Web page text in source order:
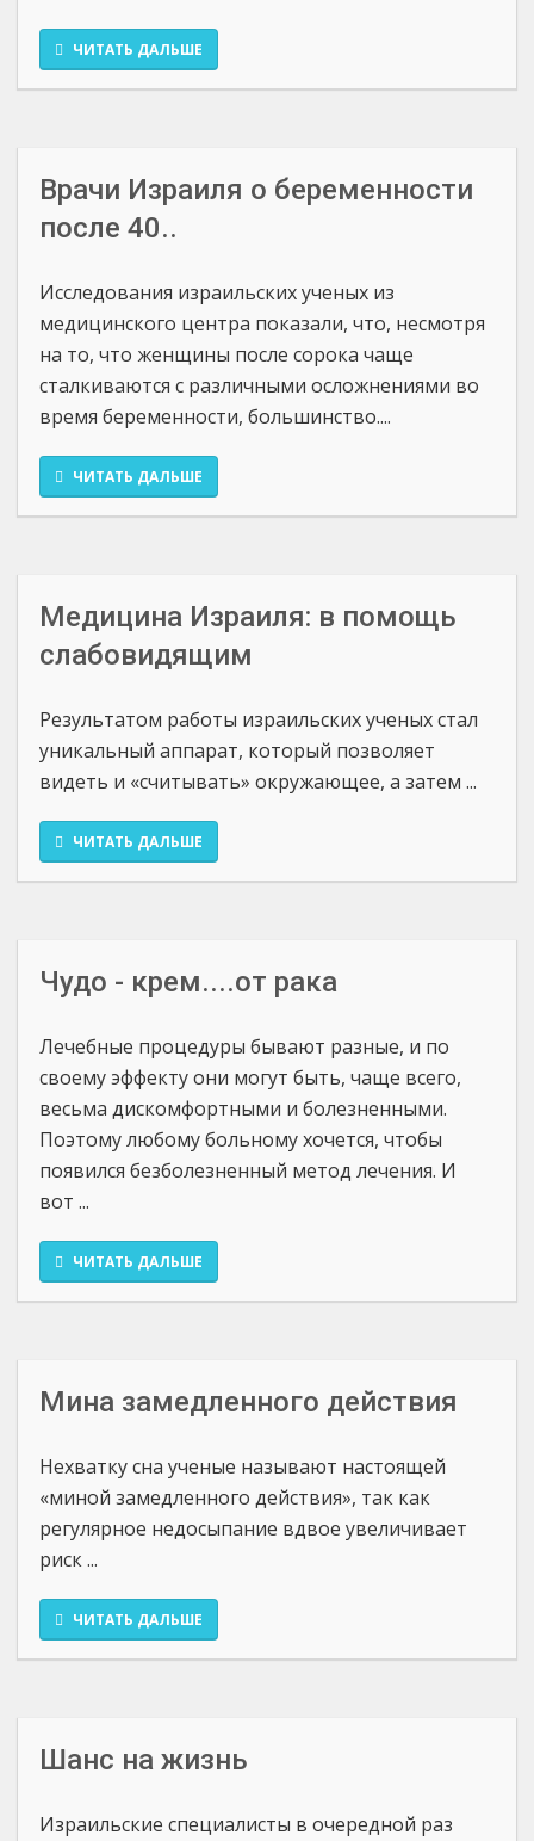
ЧИТАТЬ ДАЛЬШЕ
Врачи Израиля о беременности
после 40..
Исследования израильских ученых из
медицинского центра показали, что, несмотря
на то, что женщины после сорока чаще
сталкиваются с различными осложнениями во
время беременности, большинство....
ЧИТАТЬ ДАЛЬШЕ
Медицина Израиля: в помощь
слабовидящим
Результатом работы израильских ученых стал
уникальный аппарат, который позволяет
видеть и «считывать» окружающее, а затем ...
ЧИТАТЬ ДАЛЬШЕ
Чудо - крем....от рака
Лечебные процедуры бывают разные, и по
своему эффекту они могут быть, чаще всего,
весьма дискомфортными и болезненными.
Поэтому любому больному хочется, чтобы
появился безболезненный метод лечения. И
вот ...
ЧИТАТЬ ДАЛЬШЕ
Мина замедленного действия
Нехватку сна ученые называют настоящей
«миной замедленного действия», так как
регулярное недосыпание вдвое увеличивает
риск ...
ЧИТАТЬ ДАЛЬШЕ
Шанс на жизнь
Израильские специалисты в очередной раз